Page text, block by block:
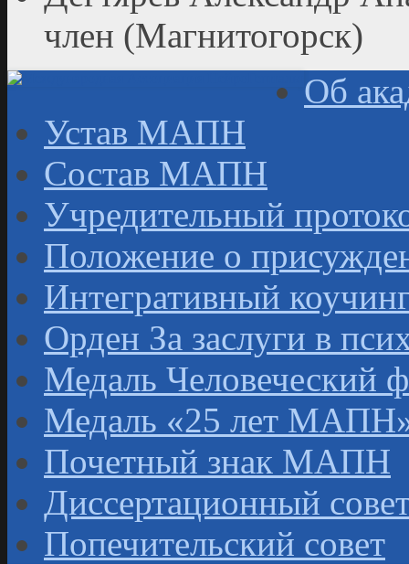
член (Магнитогорск)
Об
Устав МАПН
Состав МАПН
Учредительный
Положение о
Интегративный
Орден За заслуги в
Медаль Человеческий
Медаль «25 лет
Почетный знак МАПН
Диссертационный
Попечительский совет